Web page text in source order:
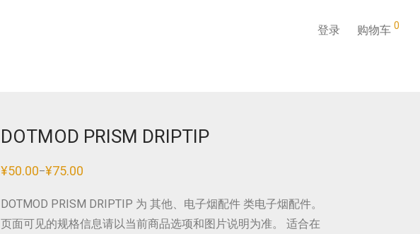
登录 购物车 0
DOTMOD PRISM DRIPTIP
¥50.00–¥75.00
价
围：
至
DOTMOD PRISM DRIPTIP 为 其他、电子烟配件 类电子烟配件。
页面可见的规格信息请以当前商品选项和图片说明为准。 适合在